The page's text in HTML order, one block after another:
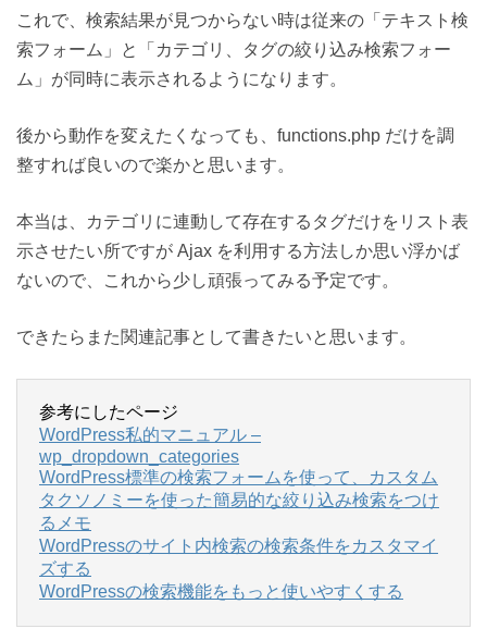
これで、検索結果が見つからない時は従来の「テキスト検
索フォーム」と「カテゴリ、タグの絞り込み検索フォー
ム」が同時に表示されるようになります。
後から動作を変えたくなっても、functions.php だけを調
整すれば良いので楽かと思います。
本当は、カテゴリに連動して存在するタグだけをリスト表
示させたい所ですが Ajax を利用する方法しか思い浮かば
ないので、これから少し頑張ってみる予定です。
できたらまた関連記事として書きたいと思います。
参考にしたページ
WordPress私的マニュアル –
wp_dropdown_categories
WordPress標準の検索フォームを使って、カスタム
タクソノミーを使った簡易的な絞り込み検索をつけ
るメモ
WordPressのサイト内検索の検索条件をカスタマイ
ズする
WordPressの検索機能をもっと使いやすくする